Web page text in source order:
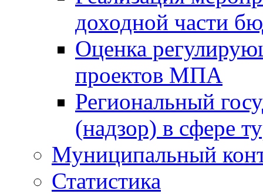
доходной части
Оценка
проектов МПА
Региональный
(надзор) в сфере
Муниципальный
Статистика